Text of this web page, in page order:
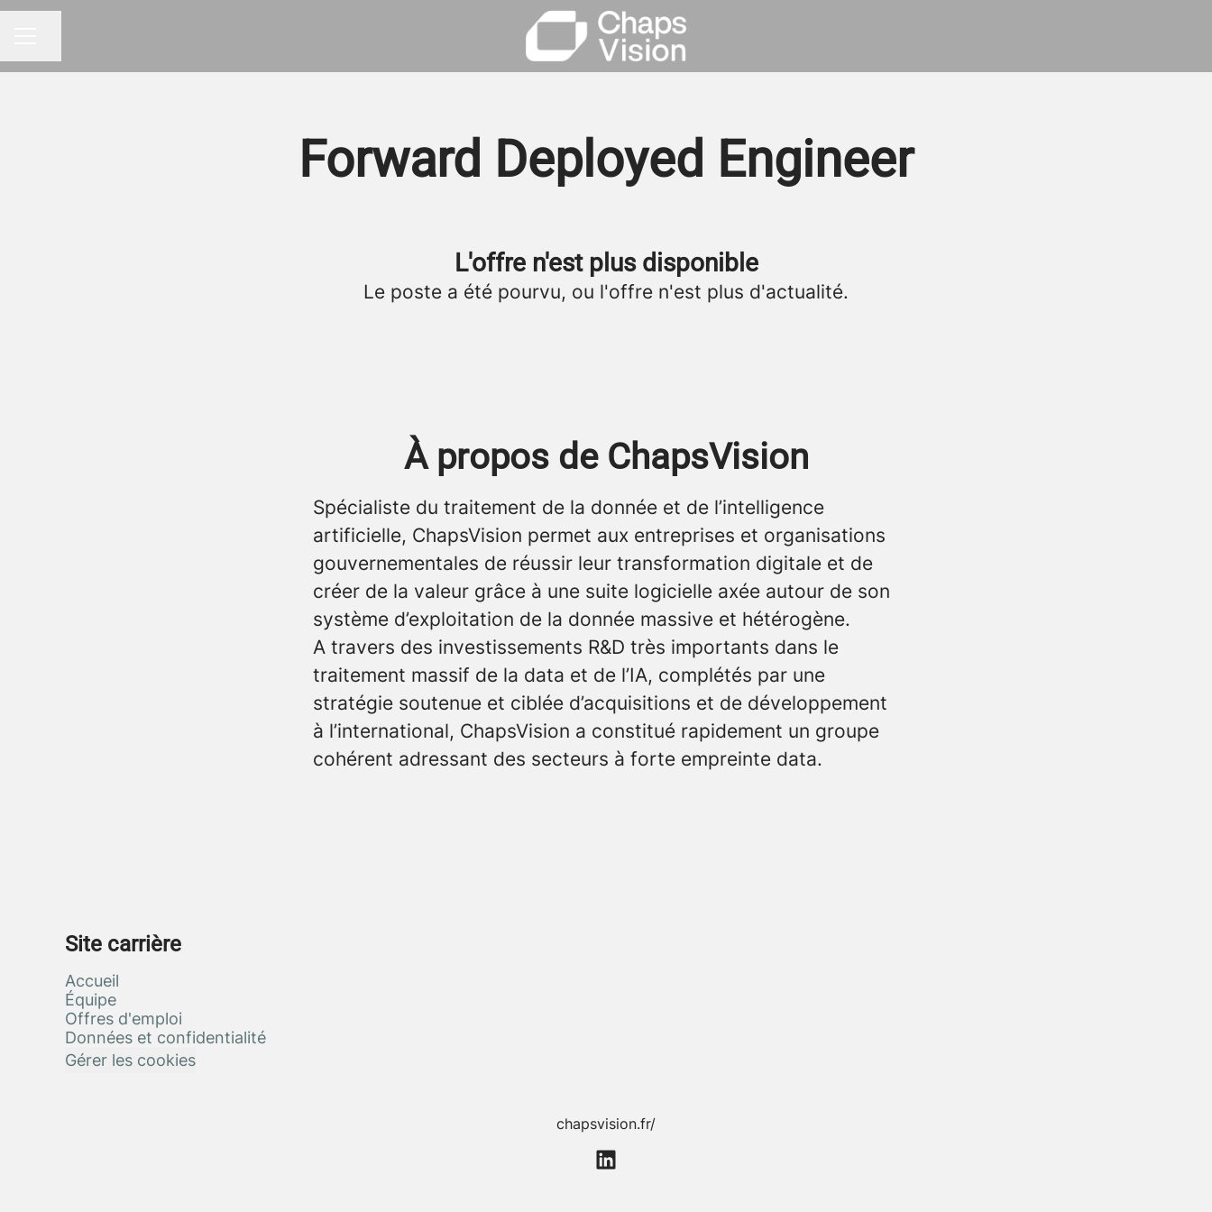
Forward Deployed Engineer
L'offre n'est plus disponible
Le poste a été pourvu, ou l'offre n'est plus d'actualité.
À propos de ChapsVision
Spécialiste du traitement de la donnée et de l’intelligence
artificielle, ChapsVision permet aux entreprises et organisations
gouvernementales de réussir leur transformation digitale et de
créer de la valeur grâce à une suite logicielle axée autour de son
système d’exploitation de la donnée massive et hétérogène.
A travers des investissements R&D très importants dans le
traitement massif de la data et de l’IA, complétés par une
stratégie soutenue et ciblée d’acquisitions et de développement
à l’international, ChapsVision a constitué rapidement un groupe
cohérent adressant des secteurs à forte empreinte data.
Site carrière
Accueil
Équipe
Offres d'emploi
Données et confidentialité
Gérer les cookies
chapsvision.fr/